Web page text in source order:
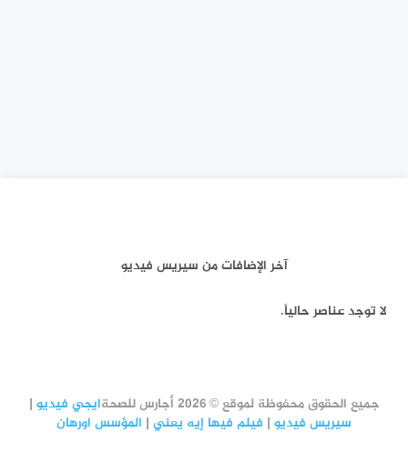
آخر الإضافات من سيريس فيديو
لا توجد عناصر حالياً.
جميع الحقوق محفوظة لموقع © 2026 أجارس للصحة ايجي فيديو |
سيريس فيديو | فيلم فيها إيه يعني | المؤسس اورهان